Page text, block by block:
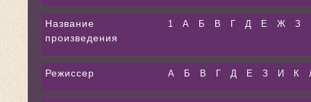
Название
произведения
1 А Б В Г Д Е Ж З
Режиссер А Б В Г Д Е З И К